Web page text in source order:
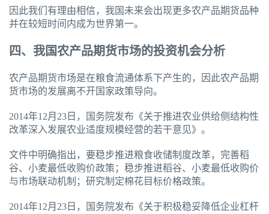
因此我们有理由相信，我国未来会出现更多农产品期货品种
并在较短时间内成为世界第一。
四、我国农产品期货市场的投资机会分析
农产品期货市场是在粮食流通体系下产生的，因此农产品期
货市场的发展离不开国家政策导向。
2014年12月23日，国务院发布《关于推进农业供给侧结构性
改革深入发展农业适度规模经营的若干意见》。
文件中明确指出，要稳步推进粮食收储制度改革，完善稻
谷、小麦最低收购价政策；稳步推进稻谷、小麦最低收购价
与市场联动机制；研究制定棉花目标价格政策。
2014年12月23日，国务院发布《关于积极稳妥降低企业杠杆